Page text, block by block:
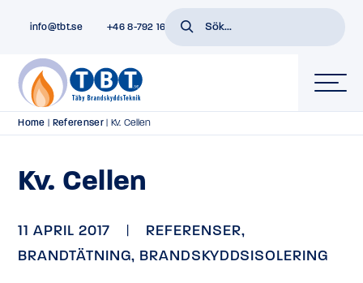
info@tbt.se +46 8-792 16 01
Home Referenser| Kv. Cellen
Kv. Cellen
11 APRIL 2017 REFERENSER,
BRANDTÄTNING, BRANDSKYDDSISOLERING